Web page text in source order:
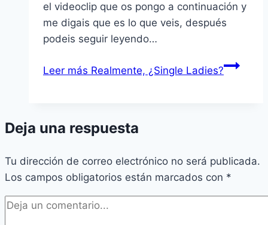
el videoclip que os pongo a continuación y
me digais que es lo que veis, después
podeis seguir leyendo…
Leer más Realmente, ¿Single Ladies?
Deja una respuesta
Tu dirección de correo electrónico no será publicada.
Los campos obligatorios están marcados con *